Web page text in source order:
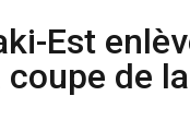
Est
de